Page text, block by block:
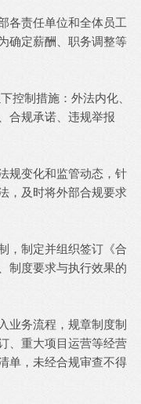
各责任单位和全体员工
确定薪酬、职务调整等
控制措施：外法内化、
合规承诺、违规举报
规变化和监管动态，针
，及时将外部合规要求
，制定并组织签订《合
制度要求与执行效果的
业务流程，规章制度制
、重大项目运营等经营
单，未经合规审查不得